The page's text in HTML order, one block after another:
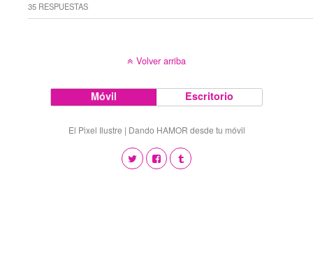
35 RESPUESTAS
Volver arriba
Móvil Escritorio
El Pixel Ilustre | Dando HAMOR desde tu móvil